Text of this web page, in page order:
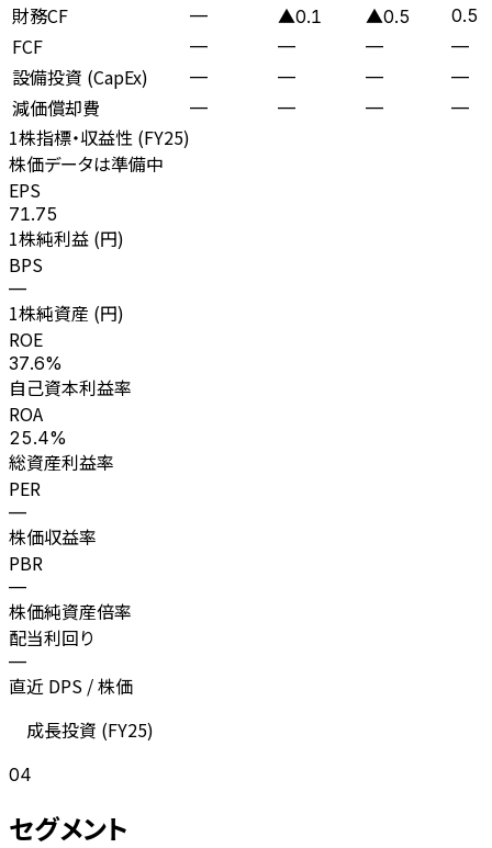
財務CF — ▲0.1 ▲0.5 0.5
FCF — — — —
設備投資 (CapEx) — — — —
減価償却費 — — — —
1株指標・収益性 (FY25)
株価データは準備中
EPS
71.75
1株純利益 (円)
BPS
—
1株純資産 (円)
ROE
37.6%
自己資本利益率
ROA
25.4%
総資産利益率
PER
—
株価収益率
PBR
—
株価純資産倍率
配当利回り
—
直近 DPS / 株価
成長投資 (FY25)
04
セグメント